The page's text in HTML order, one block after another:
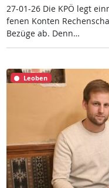
27-01-26 Die KPÖ legt
fe­nen Kon­ten
Be­zü­ge ab. Denn…
Leoben